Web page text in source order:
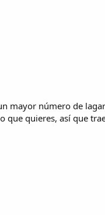
mayor número de
quieres, así que